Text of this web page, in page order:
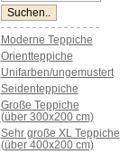
Moderne Teppiche
Orientteppiche
Unifarben/ungemustert
Seidenteppiche
Große Teppiche
(über 300x200 cm)
Sehr große XL Teppiche
(über 400x200 cm)